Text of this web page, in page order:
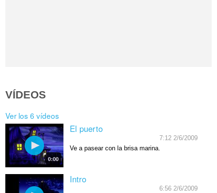
VÍDEOS
Ver los 6 vídeos
0:00
El puerto
7:12 2/6/2009
Ve a pasear con la brisa marina.
Intro
6:56 2/6/2009